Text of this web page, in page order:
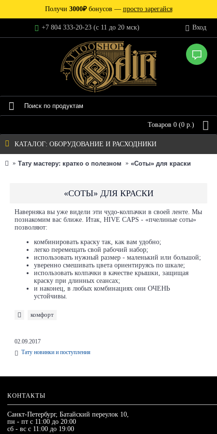
Получи 3000₽бонусов — просто зарегайся
+7 804 333-20-23 (c 11 до 20 мск) Вход
Товаров 0 (0 р.)
КАТАЛОГ: ОБОРУДОВАНИЕ И РАСХОДНИКИ
Тату мастеру: кратко о полезном «Соты» для краски
«СОТЫ» ДЛЯ КРАСКИ
Наверняка вы уже видели эти чудо-колпачки в своей ленте. Мы
познакомим вас ближе. Итак, HIVE CAPS - «пчелиные соты»
позволяют:
комбинировать краску так, как вам удобно;
легко перемещать свой рабочий набор;
использовать нужный размер - маленький или большой;
уверенно смешивать цвета ориентируясь по шкале;
использовать колпачки в качестве крышки, защищая
краску при длинных сеансах;
и наконец, в любых комбинациях они ОЧЕНЬ
устойчивы.
комфорт
02.09.2017
Тату новинки и поступления
КОНТАКТЫ
Санкт-Петербург, Батайский переулок 10,
пн - пт с 11:00 до 20:00
сб - вс с 11:00 до 19:00